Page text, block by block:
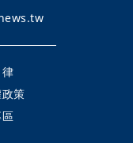
策